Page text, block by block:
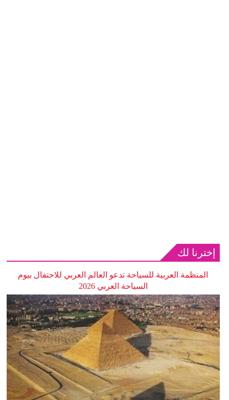
إخترنا لك
المنظمة العربية للسياحة تدعو العالم العربي للاحتفال بيوم
السياحة العربي 2026